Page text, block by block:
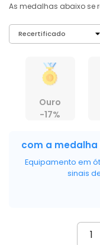
As medalhas abaixo se
Ouro
-17%
com a medalha
Equipamento em
sinais